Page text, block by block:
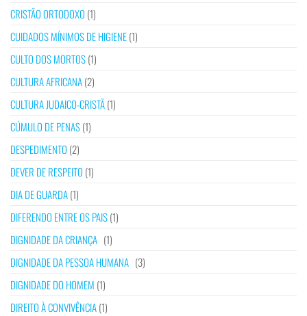
CRISTÃO ORTODOXO (1)
CUIDADOS MÍNIMOS DE HIGIENE(1)
CULTO DOS MORTOS(1)
CULTURA AFRICANA(2)
CULTURA JUDAICO-CRISTÃ(1)
CÚMULO DE PENAS(1)
DESPEDIMENTO (2)
DEVER DE RESPEITO (1)
DIA DE GUARDA(1)
DIFERENDO ENTRE OS PAIS(1)
DIGNIDADE DA CRIANÇA (1)
DIGNIDADE DA PESSOA HUMANA (3)
DIGNIDADE DO HOMEM (1)
DIREITO À CONVIVÊNCIA(1)